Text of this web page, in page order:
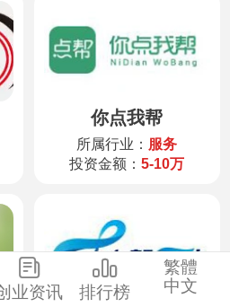
你点我帮
所属行业： 服务
投资金额：5-10万
业资讯 排行榜
繁體
中文